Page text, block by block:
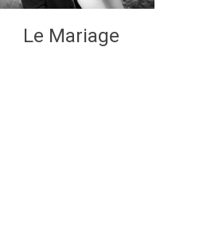
Le Mariage